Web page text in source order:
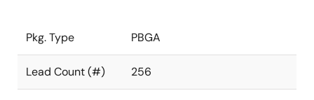
Pkg. Type PBGA
Lead Count (#) 256